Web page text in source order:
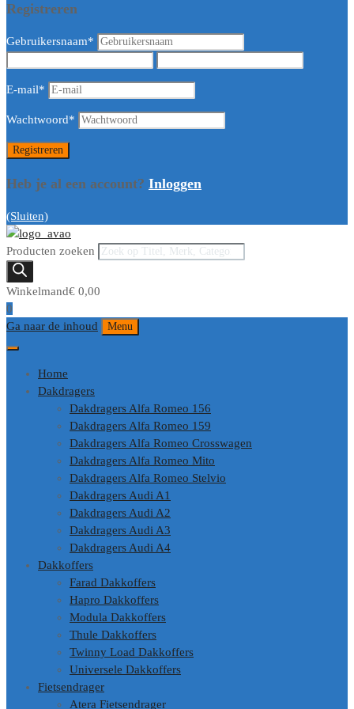
Registreren
Gebruikersnaam*
E-mail*
Wachtwoord*
Heb je al een account? Inloggen
(Sluiten)
Producten zoeken
Winkelmand€ 0,00
0
Ga naar de inhoud
Menu
Home
Dakdragers
Dakdragers Alfa Romeo 156
Dakdragers Alfa Romeo 159
Dakdragers Alfa Romeo Crosswagen
Dakdragers Alfa Romeo Mito
Dakdragers Alfa Romeo Stelvio
Dakdragers Audi A1
Dakdragers Audi A2
Dakdragers Audi A3
Dakdragers Audi A4
Dakkoffers
Farad Dakkoffers
Hapro Dakkoffers
Modula Dakkoffers
Thule Dakkoffers
Twinny Load Dakkoffers
Universele Dakkoffers
Fietsendrager
Atera Fietsendrager